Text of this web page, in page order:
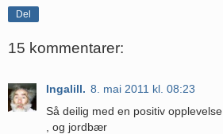
Del
15 kommentarer:
Ingalill. 8. mai 2011 kl. 08:23
Så deilig med en positiv opplevelse
, og jordbær